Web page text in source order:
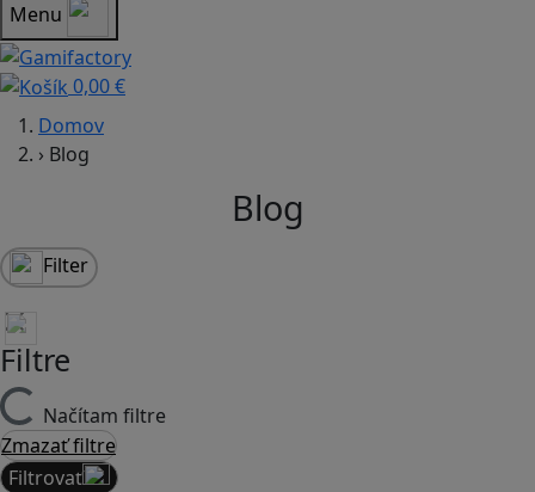
Menu
0,00 €
Domov
› Blog
Blog
Filter
Filtre
Načítam filtre
Zmazať filtre
Filtrovať